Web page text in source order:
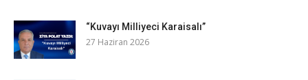
“Kuvayı Milliyeci Karaisalı”
27 Haziran 2026